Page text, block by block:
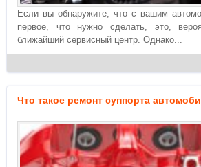
Если вы обнаружите, что с вашим
первое, что нужно сделать, это,
ближайший сервисный центр. Однако...
Что такое ремонт суппорта